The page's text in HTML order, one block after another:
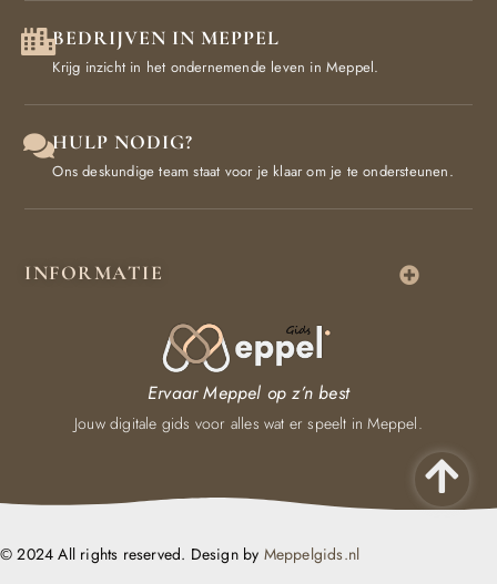
BEDRIJVEN IN MEPPEL
Krijg inzicht in het ondernemende leven in Meppel.
HULP NODIG?
Ons deskundige team staat voor je klaar om je te ondersteunen.
INFORMATIE
Ervaar Meppel op z’n best
Jouw digitale gids voor alles wat er speelt in Meppel.
© 2024 All rights reserved. Design by Meppelgids.nl